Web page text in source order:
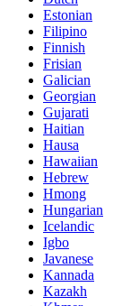
Estonian
Filipino
Finnish
Frisian
Galician
Georgian
Gujarati
Haitian
Hausa
Hawaiian
Hebrew
Hmong
Hungarian
Icelandic
Igbo
Javanese
Kannada
Kazakh